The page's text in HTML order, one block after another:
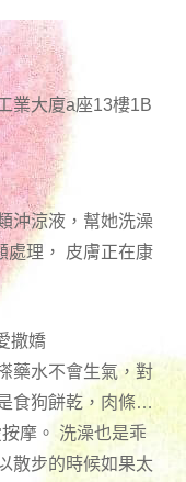
業大廈a座13樓1B
沖涼液，幫她洗澡
處理， 皮膚正在康
撒嬌
藥水不會生氣，對
食狗餅乾，肉條…
摩。 洗澡也是乖
散步的時候如果太